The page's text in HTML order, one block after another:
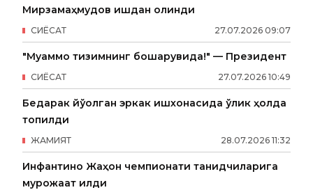
Мирзамаҳмудов ишдан олинди
27.07.2026 09:07
СИËСАТ
"Муаммо тизимнинг бошқарувида!" — Президент
27.07.2026 10:49
СИËСАТ
Бедарак йўқолган эркак ишхонасида ўлик ҳолда
топилди
28.07.2026 11:32
ЖАМИЯТ
Инфантино Жаҳон чемпионати танқидчиларига
мурожаат қилди